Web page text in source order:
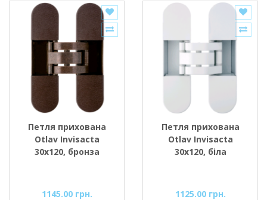
Петля прихована
Otlav Invisacta
30x120, бронза
1145.00 грн.
Петля прихована
Otlav Invisacta
30x120, біла
1125.00 грн.